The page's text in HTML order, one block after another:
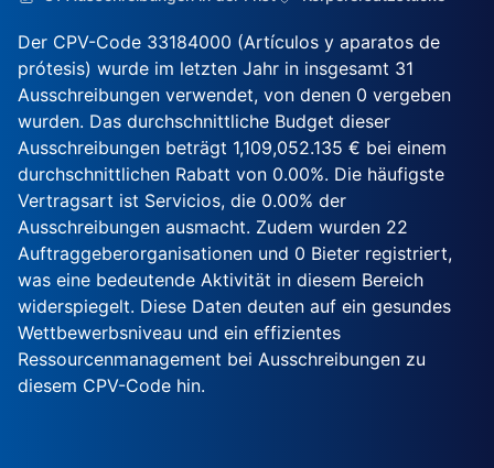
Der CPV-Code 33184000 (Artículos y aparatos de
prótesis) wurde im letzten Jahr in insgesamt 31
Ausschreibungen verwendet, von denen 0 vergeben
wurden. Das durchschnittliche Budget dieser
Ausschreibungen beträgt 1,109,052.135 € bei einem
durchschnittlichen Rabatt von 0.00%. Die häufigste
Vertragsart ist Servicios, die 0.00% der
Ausschreibungen ausmacht. Zudem wurden 22
Auftraggeberorganisationen und 0 Bieter registriert,
was eine bedeutende Aktivität in diesem Bereich
widerspiegelt. Diese Daten deuten auf ein gesundes
Wettbewerbsniveau und ein effizientes
Ressourcenmanagement bei Ausschreibungen zu
diesem CPV-Code hin.